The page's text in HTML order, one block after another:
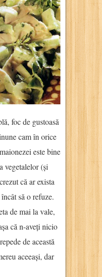
foc de gustoasă
cam în orice
este bine
vegetalelor (și
că ar exista
să o refuze.
de mai la vale,
că n-aveți nicio
de această
aceeași, dar